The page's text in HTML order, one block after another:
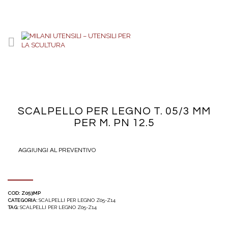
SCALPELLO PER LEGNO T. 05/3 MM
PER M. PN 12.5
AGGIUNGI AL PREVENTIVO
COD: Z053MP
CATEGORIA: SCALPELLI PER LEGNO Z05-Z14
TAG: SCALPELLI PER LEGNO Z05-Z14